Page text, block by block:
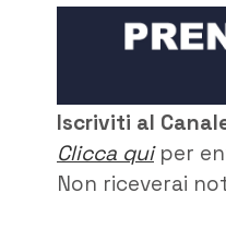
Iscriviti al
Clicca quiper
Non riceverai